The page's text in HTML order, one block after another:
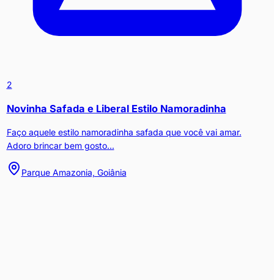
2
Novinha Safada e Liberal Estilo Namoradinha
Faço aquele estilo namoradinha safada que você vai amar.
Adoro brincar bem gosto...
Parque Amazonia, Goiânia